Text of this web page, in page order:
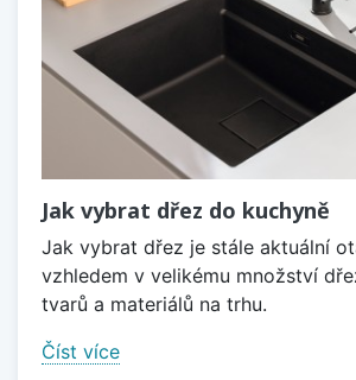
Jak vybrat dřez do kuchyně
Jak vybrat dřez je stále aktuální
vzhledem v velikému množství
tvarů a materiálů na trhu.
Číst více